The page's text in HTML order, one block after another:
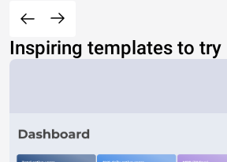
Inspiring templates to try